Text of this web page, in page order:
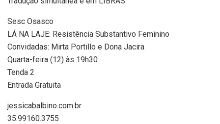
Sesc Osasco
LÁ NA LAJE: Resistência Substantivo Feminino
Convidadas: Mirta Portillo e Dona Jacira
Quarta-feira (12) às 19h30
Tenda 2
Entrada Gratuita
jessicabalbino.com.br
35.99160.3755